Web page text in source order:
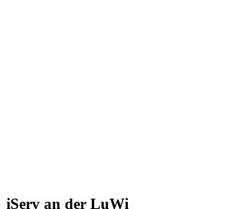
iServ an der LuWi